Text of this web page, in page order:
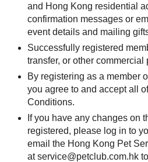
and Hong Kong residential
confirmation messages or
event details and mailing
Successfully registered
transfer, or other commercial
By registering as a member
you agree to and accept all
Conditions.
If you have any changes on
registered, please log in to
email the Hong Kong Pet
atservice@petclub.com.hk